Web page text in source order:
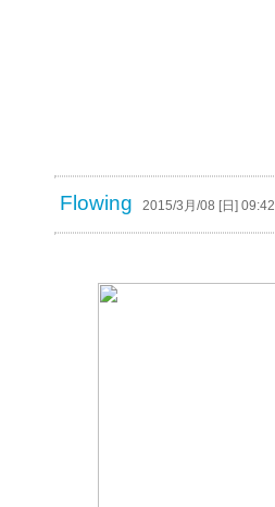
Flowing 2015/3月/08 [日] 09:42